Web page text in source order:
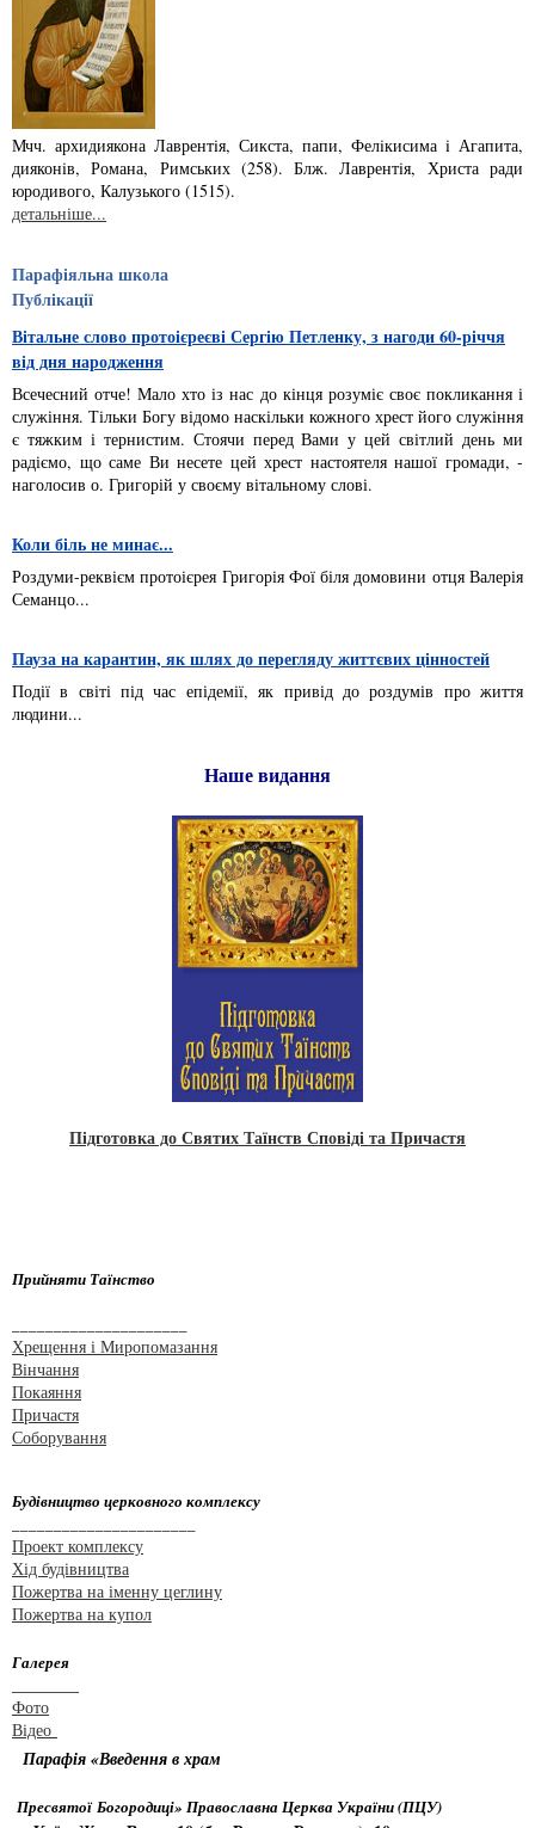
Мчч. архидиякона Лаврентiя, Сикста, папи, Фелiкисима i Агапита,
дияконiв, Ро­­мана, Римських (258). Блж. Лаврентiя, Христа ради
юродивого, Калузького (1515).
детальніше...
Парафіяльна школа
Публікації
Вітальне слово протоієреєві Сергію Петленку, з нагоди 60-річчя
від дня народження
Всечесний отче! Мало хто із нас до кінця розуміє своє покликання і
служіння. Тільки Богу відомо наскільки кожного хрест його служіння
є тяжким і тернистим. Стоячи перед Вами у цей світлий день ми
радіємо, що саме Ви несете цей хрест настоятеля нашої громади, -
наголосив о. Григорій у своєму вітальному слові.
Коли біль не минає...
Роздуми-реквієм протоієрея Григорія Фої біля домовини отця Валерія
Семанцо...
Пауза на карантин, як шлях до перегляду життєвих цінностей
Події в світі під час епідемії, як привід до роздумів про життя
людини...
Наше видання
Підготовка до Святих Таїнств Сповіді та Причастя
Прийняти Таїнство
Хрещення і Миропомазання
Вінчання
Покаяння
Причастя
Соборування
Будівництво церковного комплексу
Проект комплексу
Хід будівництва
Пожертва на іменну цеглину
Пожертва на купол
Галерея
Фото
Відео
Парафія «Введення в храм
Пресвятої Богородиці» Православна Церква України (ПЦУ)